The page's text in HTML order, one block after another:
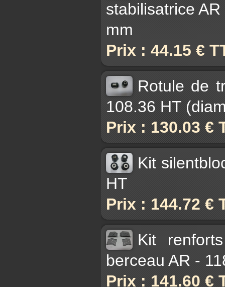
stabilisatrice
mm
Prix : 44.15 €
Rotule de
108.36 HT
Prix : 130.03 €
Kit
HT
Prix : 144.72 €
Kit
berceau AR -
Prix : 141.60 €